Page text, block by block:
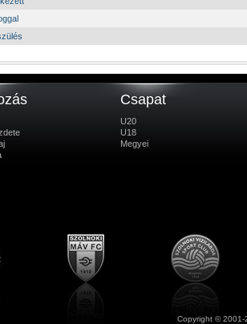
Csapat
U20
U18
Megyei
Copyright ©